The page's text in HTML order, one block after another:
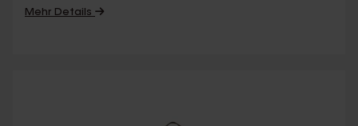
Mehr Details